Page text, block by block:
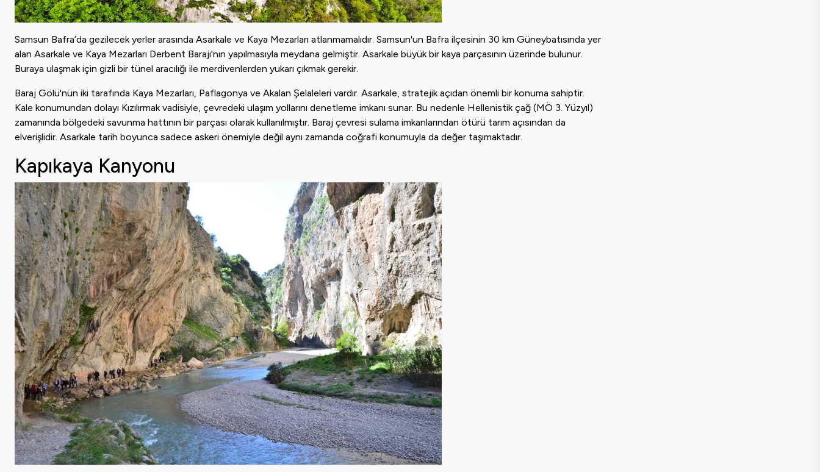
Samsun Bafra’da gezilecek yerler arasında Asarkale ve Kaya Mezarları atlanmamalıdır. Samsun'un Bafra ilçesinin 30 km Güneybatısında yer
alan Asarkale ve Kaya Mezarları Derbent Barajı'nın yapılmasıyla meydana gelmiştir. Asarkale büyük bir kaya parçasının üzerinde bulunur.
Buraya ulaşmak için gizli bir tünel aracılığı ile merdivenlerden yukarı çıkmak gerekir.
Baraj Gölü'nün iki tarafında Kaya Mezarları, Paflagonya ve Akalan Şelaleleri vardır. Asarkale, stratejik açıdan önemli bir konuma sahiptir.
Kale konumundan dolayı Kızılırmak vadisiyle, çevredeki ulaşım yollarını denetleme imkanı sunar. Bu nedenle Hellenistik çağ (MÖ 3. Yüzyıl)
zamanında bölgedeki savunma hattının bir parçası olarak kullanılmıştır. Baraj çevresi sulama imkanlarından ötürü tarım açısından da
elverişlidir. Asarkale tarih boyunca sadece askeri önemiyle değil aynı zamanda coğrafi konumuyla da değer taşımaktadır.
Kapıkaya Kanyonu